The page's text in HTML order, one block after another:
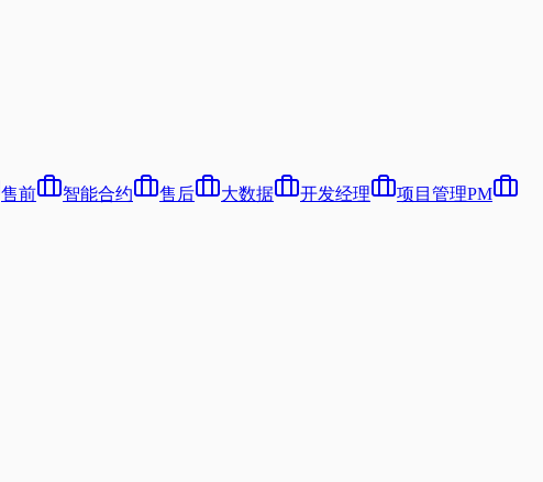
售前 智能合约 售后 大数据 开发经理
项目管理PM